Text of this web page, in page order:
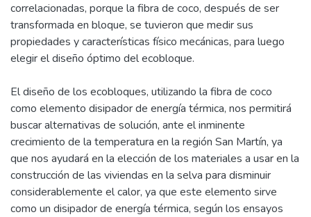
correlacionadas, porque la fibra de coco, después de ser
transformada en bloque, se tuvieron que medir sus
propiedades y características físico mecánicas, para luego
elegir el diseño óptimo del ecobloque.
El diseño de los ecobloques, utilizando la fibra de coco
como elemento disipador de energía térmica, nos permitirá
buscar alternativas de solución, ante el inminente
crecimiento de la temperatura en la región San Martín, ya
que nos ayudará en la elección de los materiales a usar en la
construcción de las viviendas en la selva para disminuir
considerablemente el calor, ya que este elemento sirve
como un disipador de energía térmica, según los ensayos